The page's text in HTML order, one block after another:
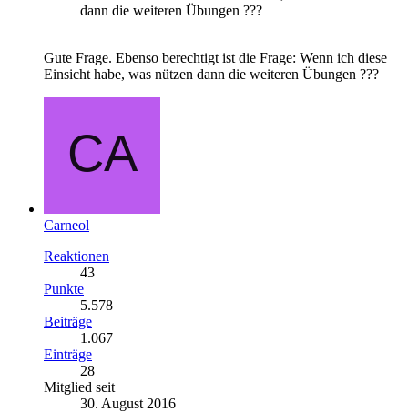
dann die weiteren Übungen ???
Gute Frage. Ebenso berechtigt ist die Frage: Wenn ich diese
Einsicht habe, was nützen dann die weiteren Übungen ???
Carneol
Reaktionen
43
Punkte
5.578
Beiträge
1.067
Einträge
28
Mitglied seit
30. August 2016